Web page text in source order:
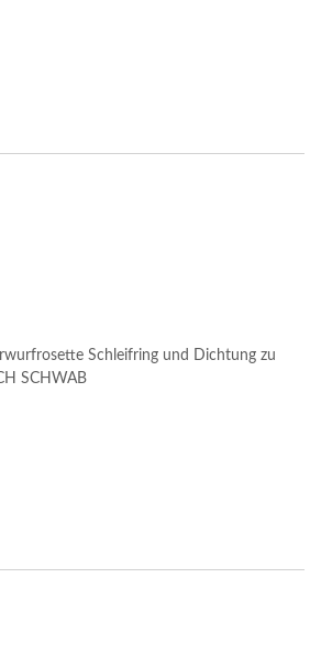
Schleifring und Dichtung zu
SCHWAB